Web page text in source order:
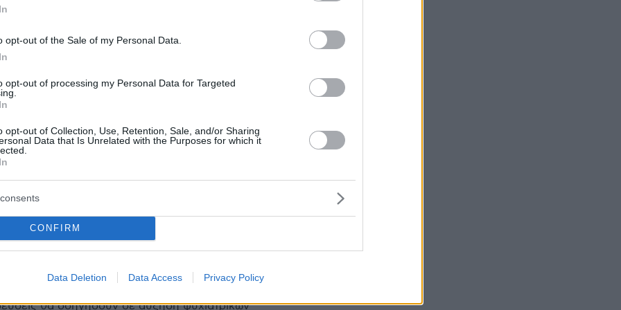
opt-out of the Sale of my Personal Data.
opt-out of processing my Personal Data for Targeted
opt-out of Collection, Use, Retention, Sale, and/or Sharing
Data that Is Unrelated with the Purposes for which it
CONFIRM
Data Deletion Data Access Privacy Policy
περνάει νομοσχέδιο που
επεμβάσεις αλλαγής
Ρωσία
θα απαγορεύει στους Ρώσους να αλλάζουν φύλο
να «εκτελούν ιατρικές επεμβάσεις που αφορούν
φύλου»
απαγορεύει την αλλαγή
ιδρύει ινστιτούτο
μελέτης των ΛΟΑΤΚΙ
θα οδηγήσουν σε αύξηση ψυχιατρικών
247